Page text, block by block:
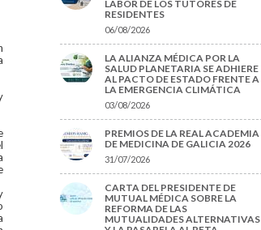
LABOR DE LOS TUTORES DE
RESIDENTES
06/08/2026
LA ALIANZA MÉDICA POR LA
SALUD PLANETARIA SE ADHIERE
AL PACTO DE ESTADO FRENTE A
LA EMERGENCIA CLIMÁTICA
03/08/2026
PREMIOS DE LA REAL ACADEMIA
DE MEDICINA DE GALICIA 2026
31/07/2026
CARTA DEL PRESIDENTE DE
MUTUAL MÉDICA SOBRE LA
REFORMA DE LAS
MUTUALIDADES ALTERNATIVAS